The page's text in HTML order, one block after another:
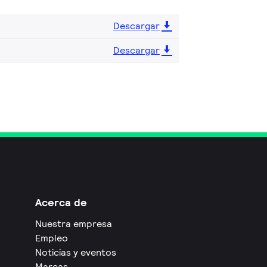
Descargar
Descargar
Acerca de
Nuestra empresa
Empleo
Noticias y eventos